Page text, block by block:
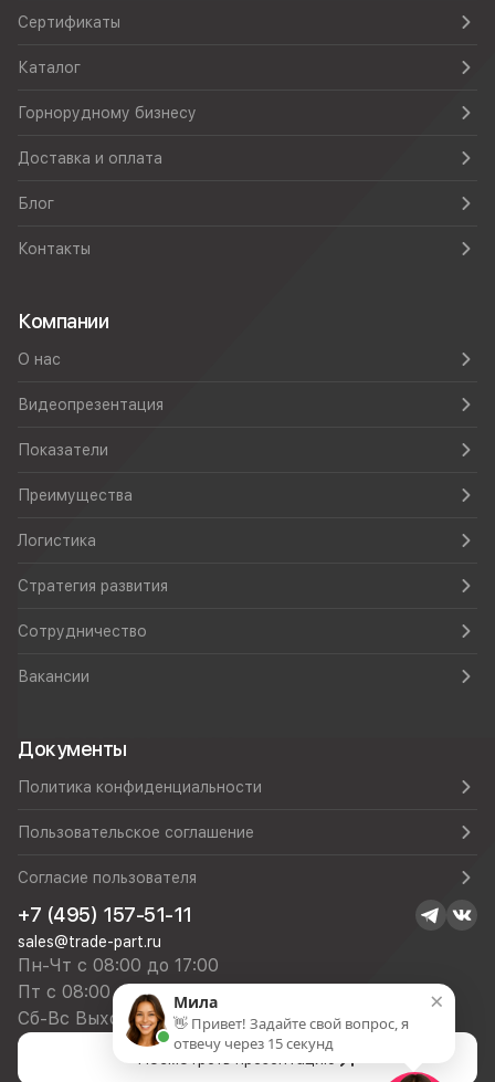
Сертификаты
Каталог
Горнорудному бизнесу
Доставка и оплата
Блог
Контакты
Компании
О нас
Видеопрезентация
Показатели
Преимущества
Логистика
Стратегия развития
Сотрудничество
Вакансии
Документы
Политика конфиденциальности
Пользовательское соглашение
Согласие пользователя
+7 (495) 157-51-11
sales@trade-part.ru
Пн-Чт с 08:00 до 17:00
Пт с 08:00 до 16:00
Сб-Вс Выходной
×
Мила
👋 Привет! Задайте свой вопрос, я
отвечу через 15 секунд